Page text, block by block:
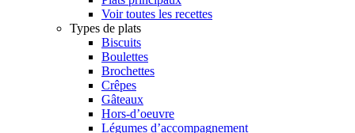
Voir toutes les recettes
Types de plats
Biscuits
Boulettes
Brochettes
Crêpes
Gâteaux
Hors-d’oeuvre
Légumes d’accompagnement